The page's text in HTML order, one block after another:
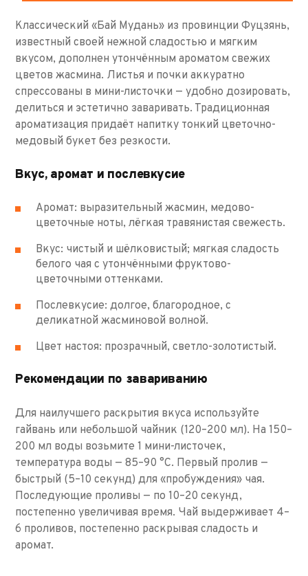
Классический «Бай Мудань» из провинции Фуцзянь,
известный своей нежной сладостью и мягким
вкусом, дополнен утончённым ароматом свежих
цветов жасмина. Листья и почки аккуратно
спрессованы в мини-листочки — удобно дозировать,
делиться и эстетично заваривать. Традиционная
ароматизация придаёт напитку тонкий цветочно-
медовый букет без резкости.
Вкус, аромат и послевкусие
Аромат: выразительный жасмин, медово-
цветочные ноты, лёгкая травянистая свежесть.
Вкус: чистый и шёлковистый; мягкая сладость
белого чая с утончёнными фруктово-
цветочными оттенками.
Послевкусие: долгое, благородное, с
деликатной жасминовой волной.
Цвет настоя: прозрачный, светло-золотистый.
Рекомендации по завариванию
Для наилучшего раскрытия вкуса используйте
гайвань или небольшой чайник (120–200 мл). На 150–
200 мл воды возьмите 1 мини-листочек,
температура воды — 85–90 °C. Первый пролив —
быстрый (5–10 секунд) для «пробуждения» чая.
Последующие проливы — по 10–20 секунд,
постепенно увеличивая время. Чай выдерживает 4–
6 проливов, постепенно раскрывая сладость и
аромат.